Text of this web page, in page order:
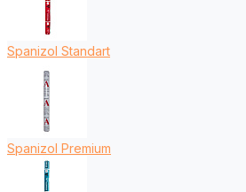
Spanizol Standart
Spanizol Premium